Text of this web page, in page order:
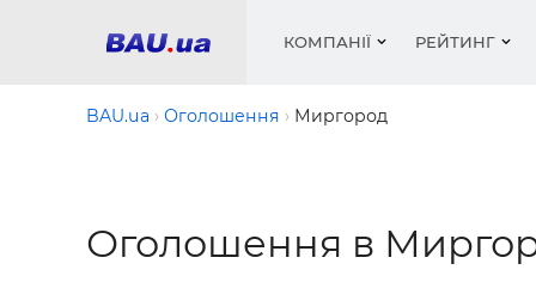
КОМПАНІЇ РЕЙТИНГ
Сипучі
цемент
BAU.ua Оголошення Миргород
Оголошення в